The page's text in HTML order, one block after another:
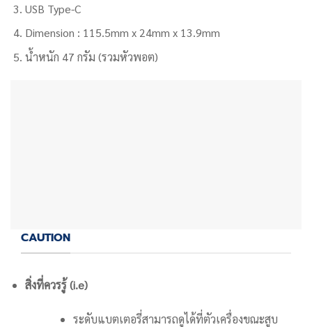
USB Type-C
Dimension : 115.5mm x 24mm x 13.9mm
น้ำหนัก 47 กรัม (รวมหัวพอต)
CAUTION
สิ่งที่ควรรู้ (i.e)
ระดับแบตเตอรี่สามารถดูได้ที่ตัวเครื่องขณะสูบ